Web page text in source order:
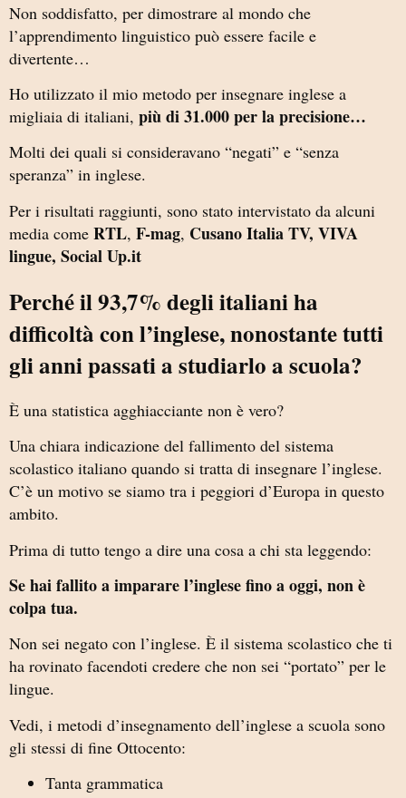
Non soddisfatto, per dimostrare al mondo che
l’apprendimento linguistico può essere facile e
divertente…
Ho utilizzato il mio metodo per insegnare inglese a
migliaia di italiani, più di 31.000 per la precisione…
Molti dei quali si consideravano “negati” e “senza
speranza” in inglese.
Per i risultati raggiunti, sono stato intervistato da alcuni
media come RTL, F-mag, Cusano Italia TV, VIVA
lingue, Social Up.it
Perché il 93,7% degli italiani ha
difficoltà con l’inglese, nonostante tutti
gli anni passati a studiarlo a scuola?
È una statistica agghiacciante non è vero?
Una chiara indicazione del fallimento del sistema
scolastico italiano quando si tratta di insegnare l’inglese.
C’è un motivo se siamo tra i peggiori d’Europa in questo
ambito.
Prima di tutto tengo a dire una cosa a chi sta leggendo:
Se hai fallito a imparare l’inglese fino a oggi, non è
colpa tua.
Non sei negato con l’inglese. È il sistema scolastico che ti
ha rovinato facendoti credere che non sei “portato” per le
lingue.
Vedi, i metodi d’insegnamento dell’inglese a scuola sono
gli stessi di fine Ottocento:
Tanta grammatica